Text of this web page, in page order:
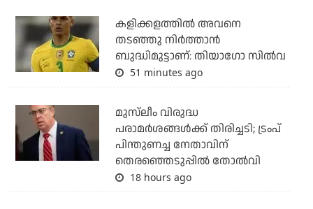
കളിക്കളത്തില്‍ അവനെ
തടഞ്ഞു നിര്‍ത്താന്‍
ബുദ്ധിമുട്ടാണ്: തിയാഗോ സില്‍വ
51 minutes ago
മുസ്‌ലീം വിരുദ്ധ
പരാമര്‍ശങ്ങള്‍ക്ക് തിരിച്ചടി; ട്രംപ്
പിന്തുണച്ച നേതാവിന്
തെരഞ്ഞെടുപ്പില്‍ തോല്‍വി
18 hours ago